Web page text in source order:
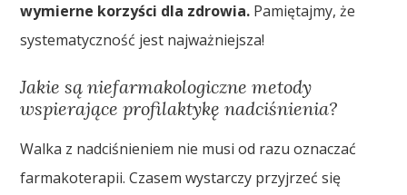
wymierne korzyści dla zdrowia. Pamiętajmy, że
systematyczność jest najważniejsza!
Jakie są niefarmakologiczne metody
wspierające profilaktykę nadciśnienia?
Walka z nadciśnieniem nie musi od razu oznaczać
farmakoterapii. Czasem wystarczy przyjrzeć się